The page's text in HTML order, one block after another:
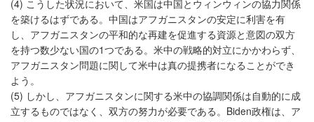
(4) こうした状況において、米国は中国とウィンウィンの協力関係
を築けるはずである。中国はアフガニスタンの安定に利害を有
し、アフガニスタンの平和的な再建を促進する資源と意図の双方
を持つ数少ない国の1つである。米中の戦略的対立にかかわらず、
アフガニスタン問題に関して米中は真の提携者になることができ
よう。
(5) しかし、アフガニスタンに関する米中の協調関係は自動的に成
立するものではなく、双方の努力が必要である。Biden政権は、ア